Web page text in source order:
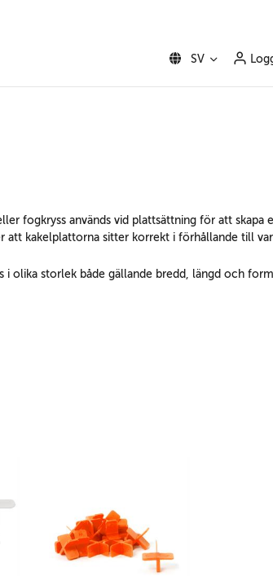
SV
fogkryss används vid plattsättning för att skapa
att kakelplattorna sitter korrekt i förhållande till
i olika storlek både gällande bredd, längd och